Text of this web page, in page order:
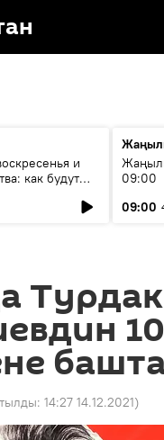
и
как будут
09:00
09:00
14:27 14.12.2021)